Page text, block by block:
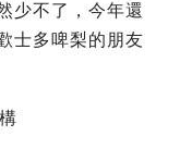
少不了，今年還
士多啤梨的朋友